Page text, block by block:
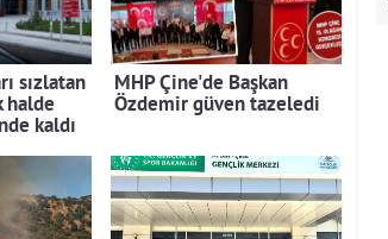
sızlatan
halde
kaldı
MHP Çine'de Başkan
Özdemir güven tazeledi